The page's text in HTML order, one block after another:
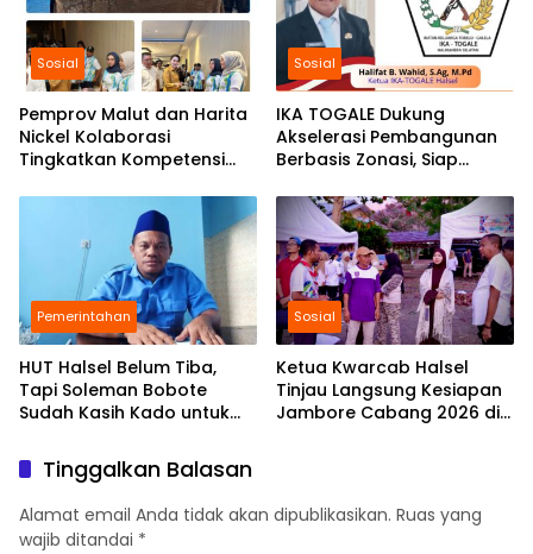
Sosial
Pemprov Malut dan Harita
Nickel Kolaborasi
Tingkatkan Kompetensi
Generasi Muda Malut
Sosial
IKA TOGALE Dukung
Akselerasi Pembangunan
Berbasis Zonasi, Siap
Halmahera Selatan
Pemerintahan
HUT Halsel Belum Tiba,
Tapi Soleman Bobote
Sudah Kasih Kado untuk
Sosial
Ketua Kwarcab Halsel
Tinjau Langsung Kesiapan
Jambore Cabang 2026 di
Tinggalkan Balasan
Alamat email Anda tidak akan dipublikasikan. Ruas yang
wajib ditandai *